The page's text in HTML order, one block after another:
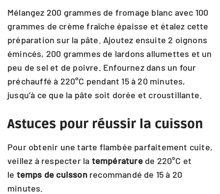
Mélangez 200 grammes de fromage blanc avec 100
grammes de crème fraîche épaisse et étalez cette
préparation sur la pâte. Ajoutez ensuite 2 oignons
émincés, 200 grammes de lardons allumettes et un
peu de sel et de poivre. Enfournez dans un four
préchauffé à 220°C pendant 15 à 20 minutes,
jusqu’à ce que la pâte soit dorée et croustillante.
Astuces pour réussir la cuisson
Pour obtenir une tarte flambée parfaitement cuite,
veillez à respecter la températurede 220°C et
le temps de cuissonrecommandé de 15 à 20
minutes.